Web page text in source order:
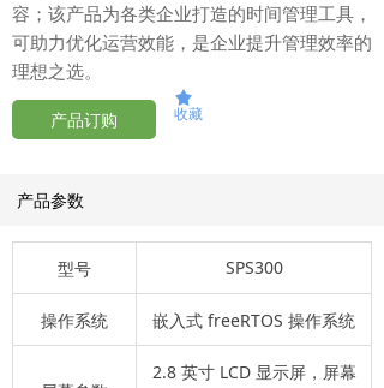
容；该产品为各类企业打造的时间管理工具，
可助力优化运营效能，是企业提升管理效率的
理想之选。
产品订购
产品参数
型号 SPS300
操作系统 嵌入式 freeRTOS 操作系统
2.8 英寸 LCD 显示屏，屏幕
끄
收藏